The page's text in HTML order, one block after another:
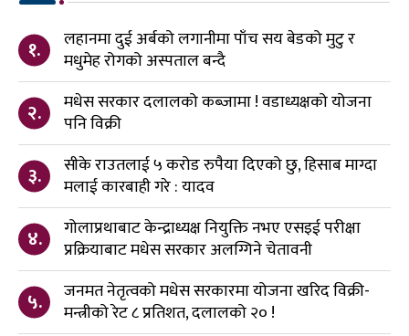
१.
लहानमा दुई अर्बको लगानीमा पाँच सय बेडको मुटु र
मधुमेह रोगको अस्पताल बन्दै
२.
मधेस सरकार दलालको कब्जामा ! वडाध्यक्षको योजना
पनि विक्री
३.
सीके राउतलाई ५ करोड रुपैया दिएको छु, हिसाब माग्दा
मलाई कारबाही गरे : यादव
४.
गोलाप्रथाबाट केन्द्राध्यक्ष नियुक्ति नभए एसइई परीक्षा
प्रक्रियाबाट मधेस सरकार अलग्गिने चेतावनी
५.
जनमत नेतृत्वको मधेस सरकारमा योजना खरिद विक्री-
मन्त्रीको रेट ८ प्रतिशत, दलालको २० !